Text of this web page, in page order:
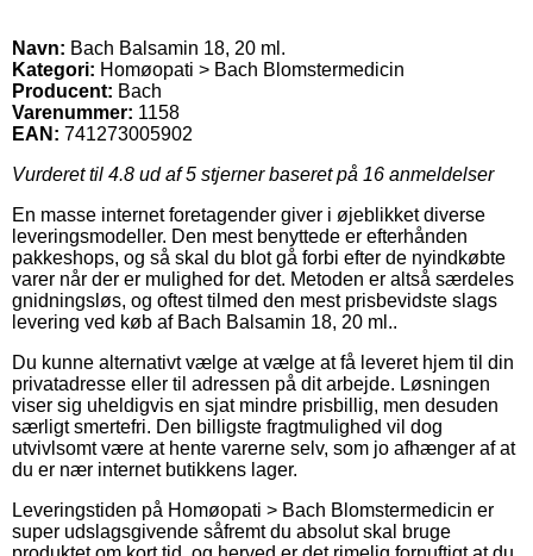
Navn: Bach Balsamin 18, 20 ml.
Kategori: Homøopati > Bach Blomstermedicin
Producent: Bach
Varenummer: 1158
EAN: 741273005902
Vurderet til 4.8 ud af 5 stjerner baseret på 16 anmeldelser
En masse internet foretagender giver i øjeblikket diverse
leveringsmodeller. Den mest benyttede er efterhånden
pakkeshops, og så skal du blot gå forbi efter de nyindkøbte
varer når der er mulighed for det. Metoden er altså særdeles
gnidningsløs, og oftest tilmed den mest prisbevidste slags
levering ved køb af Bach Balsamin 18, 20 ml..
Du kunne alternativt vælge at vælge at få leveret hjem til din
privatadresse eller til adressen på dit arbejde. Løsningen
viser sig uheldigvis en sjat mindre prisbillig, men desuden
særligt smertefri. Den billigste fragtmulighed vil dog
utvivlsomt være at hente varerne selv, som jo afhænger af at
du er nær internet butikkens lager.
Leveringstiden på Homøopati > Bach Blomstermedicin er
super udslagsgivende såfremt du absolut skal bruge